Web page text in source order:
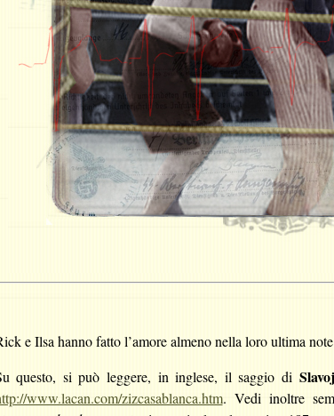
e Ilsa hanno fatto l’amore almeno nella loro ultima
questo, si può leggere, in inglese, il saggio di
www.lacan.com/zizcasablanca.htm. Vedi inoltre